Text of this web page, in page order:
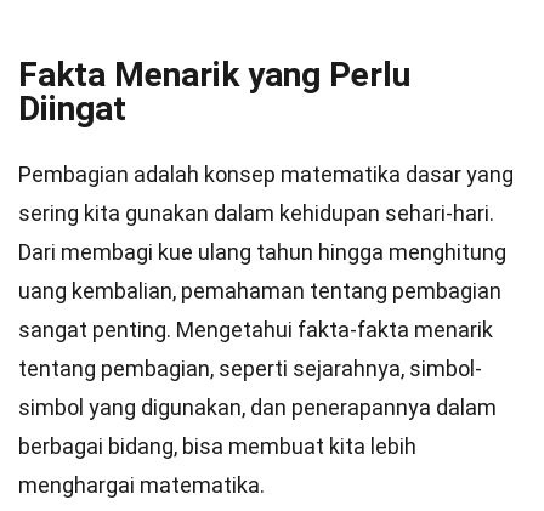
Fakta Menarik yang Perlu
Diingat
Pembagian adalah konsep matematika dasar yang
sering kita gunakan dalam kehidupan sehari-hari.
Dari membagi kue ulang tahun hingga menghitung
uang kembalian, pemahaman tentang pembagian
sangat penting. Mengetahui fakta-fakta menarik
tentang pembagian, seperti sejarahnya, simbol-
simbol yang digunakan, dan penerapannya dalam
berbagai bidang, bisa membuat kita lebih
menghargai matematika.